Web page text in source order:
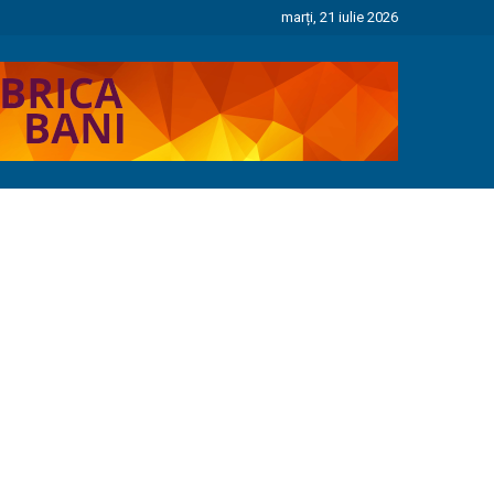
marți, 21 iulie 2026